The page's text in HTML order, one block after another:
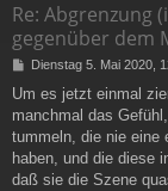
Re: Abgrenzung
gegenüber dem
B
t
r
a
g
Dienstag 5. Mai 2020,
Um es jetzt einmal
manchmal das
tummeln, die nie eine
haben, und die diese
daß sie die Szene